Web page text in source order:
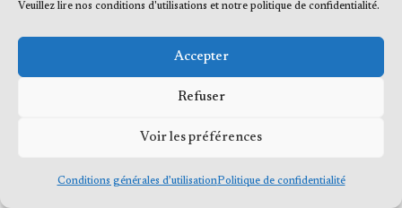
Veuillez lire nos conditions d'utilisations et notre politique de confidentialité.
Accepter
Refuser
Voir les préférences
Conditions générales d’utilisationPolitique de confidentialité